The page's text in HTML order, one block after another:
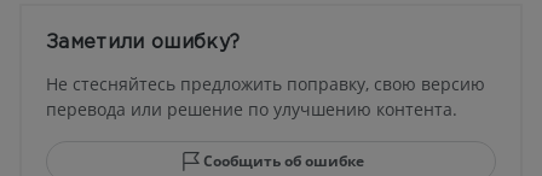
Заметили ошибку?
Не стесняйтесь предложить поправку, свою версию
перевода или решение по улучшению контента.
Сообщить об ошибке